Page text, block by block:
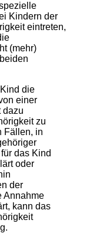
Kindern der
eintreten,
(mehr)
die
einer
dazu
zu
Fällen, in
das Kind
oder
der
Annahme
kann das